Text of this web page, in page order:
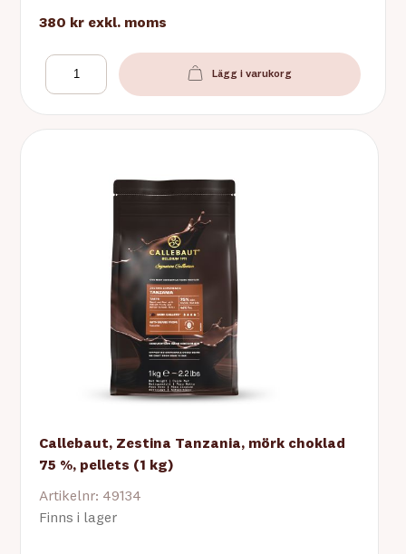
380 kr exkl. moms
Lägg i varukorg
Callebaut, Zestina Tanzania, mörk choklad
75 %, pellets (1 kg)
Artikelnr: 49134
Finns i lager